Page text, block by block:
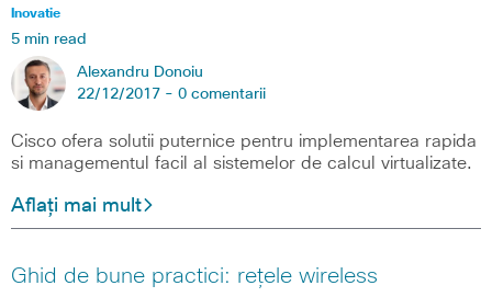
Inovatie
5 min read
Alexandru Donoiu
22/12/2017 - 0 comentarii
Cisco ofera solutii puternice pentru implementarea rapida
si managementul facil al sistemelor de calcul virtualizate.
Aflați mai mult
Ghid de bune practici: rețele wireless